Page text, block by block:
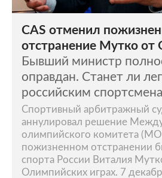
CAS отменил
отстранение Мутко
Бывший министр
оправдан. Станет ли
российским
Спортивный арбитражный
аннулировал решение
олимпийского комитета
пожизненном отстранении
спорта России Виталия
Олимпийских играх. 7